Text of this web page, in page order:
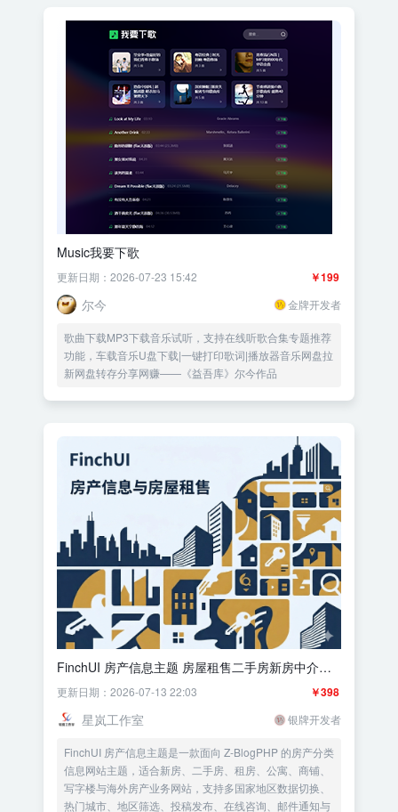
Music我要下歌
￥199
更新日期：2026-07-23 15:42
尔今 金牌开发者
歌曲下载MP3下载音乐试听，支持在线听歌合集专题推荐
功能，车载音乐U盘下载|一键打印歌词|播放器音乐网盘拉
新网盘转存分享网赚——《益吾库》尔今作品
FinchUI 房产信息主题 房屋租售二手房新房中介网
站 多地区筛选 多语言关联
￥398
更新日期：2026-07-13 22:03
星岚工作室 银牌开发者
FinchUI 房产信息主题是一款面向 Z-BlogPHP 的房产分类
信息网站主题，适合新房、二手房、租房、公寓、商铺、
写字楼与海外房产业务网站，支持多国家地区数据切换、
热门城市、地区筛选、投稿发布、在线咨询、邮件通知与